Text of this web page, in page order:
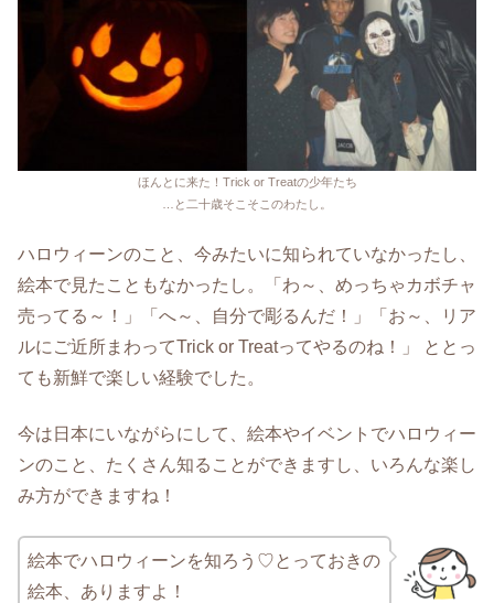
ほんとに来た！Trick or Treatの少年たち
…と二十歳そこそこのわたし。
ハロウィーンのこと、今みたいに知られていなかったし、
絵本で見たこともなかったし。「わ～、めっちゃカボチャ
売ってる～！」「へ～、自分で彫るんだ！」「お～、リア
ルにご近所まわってTrick or Treatってやるのね！」 ととっ
ても新鮮で楽しい経験でした。
今は日本にいながらにして、絵本やイベントでハロウィー
ンのこと、たくさん知ることができますし、いろんな楽し
み方ができますね！
絵本でハロウィーンを知ろう♡とっておきの
絵本、ありますよ！